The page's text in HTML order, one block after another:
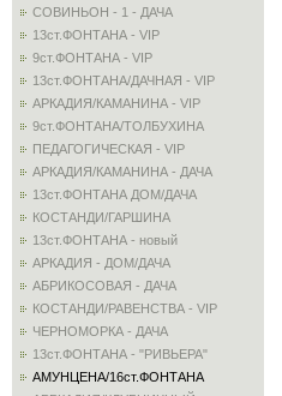
СОВИНЬОН - 1 - ДАЧА
13ст.ФОНТАНА - VIP
9ст.ФОНТАНА - VIP
13ст.ФОНТАНА/ДАЧНАЯ - VIP
АРКАДИЯ/КАМАНИНА - VIP
9ст.ФОНТАНА/ТОЛБУХИНА
ПЕДАГОГИЧЕСКАЯ - VIP
АРКАДИЯ/КАМАНИНА - ДАЧА
13ст.ФОНТАНА ДОМ/ДАЧА
КОСТАНДИ/ГАРШИНА
13ст.ФОНТАНА - новый
АРКАДИЯ - ДОМ/ДАЧА
АБРИКОСОВАЯ - ДАЧА
КОСТАНДИ/РАВЕНСТВА - VIP
ЧЕРНОМОРКА - ДАЧА
13ст.ФОНТАНА - "РИВЬЕРА"
АМУНЦЕНА/16ст.ФОНТАНА